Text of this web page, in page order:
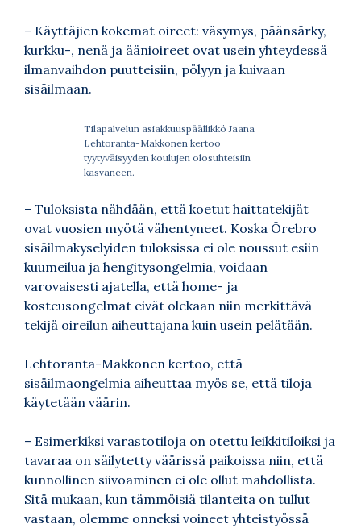
– Käyttäjien kokemat oireet: väsymys, päänsärky,
kurkku-, nenä ja äänioireet ovat usein yhteydessä
ilmanvaihdon puutteisiin, pölyyn ja kuivaan
sisäilmaan.
Tilapalvelun asiakkuuspäällikkö Jaana
Lehtoranta-Makkonen kertoo
tyytyväisyyden koulujen olosuhteisiin
kasvaneen.
– Tuloksista nähdään, että koetut haittatekijät
ovat vuosien myötä vähentyneet. Koska Örebro
sisäilmakyselyiden tuloksissa ei ole noussut esiin
kuumeilua ja hengitysongelmia, voidaan
varovaisesti ajatella, että home- ja
kosteusongelmat eivät olekaan niin merkittävä
tekijä oireilun aiheuttajana kuin usein pelätään.
Lehtoranta-Makkonen kertoo, että
sisäilmaongelmia aiheuttaa myös se, että tiloja
käytetään väärin.
– Esimerkiksi varastotiloja on otettu leikkitiloiksi ja
tavaraa on säilytetty väärissä paikoissa niin, että
kunnollinen siivoaminen ei ole ollut mahdollista.
Sitä mukaan, kun tämmöisiä tilanteita on tullut
vastaan, olemme onneksi voineet yhteistyössä